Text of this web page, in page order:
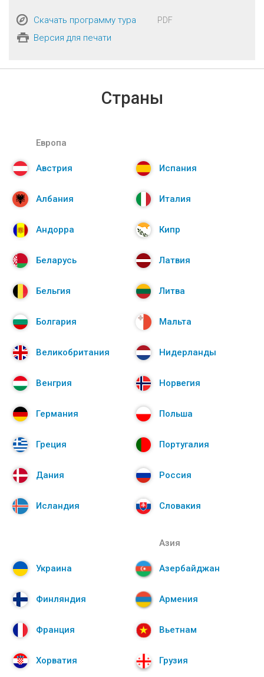
Скачать программу тура PDF
Версия для печати
Страны
Европа
Австрия
Албания
Андорра
Беларусь
Бельгия
Болгария
Великобритания
Венгрия
Германия
Греция
Дания
Исландия
Испания
Италия
Кипр
Латвия
Литва
Мальта
Нидерланды
Норвегия
Польша
Португалия
Россия
Словакия
Украина
Финляндия
Франция
Хорватия
Азия
Азербайджан
Армения
Вьетнам
Грузия